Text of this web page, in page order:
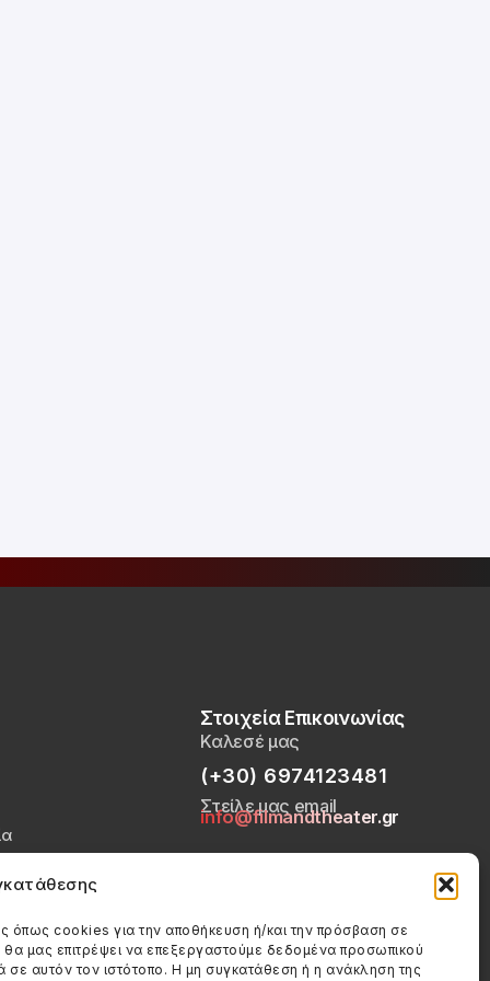
όπως cookies για την αποθήκευση ή/και την πρόσβαση σε
μας επιτρέψει να επεξεργαστούμε δεδομένα προσωπικού
αυτόν τον ιστότοπο. Η μη συγκατάθεση ή η ανάκληση της
(ΕΕ)
Στοιχεία Επικοινωνίας
Καλεσέ μας
(+30) 6974123481
Στείλε μας email
info@filmandtheater.gr